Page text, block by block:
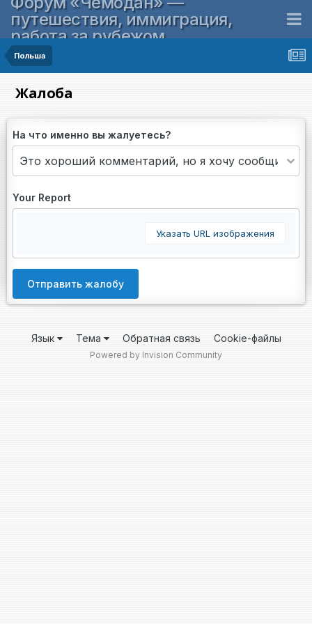
путешествия, иммиграция,
работа за рубежом
Польша
Жалоба
На что именно вы жалуетесь?
Your Report
Указать URL изображения
Отправить жалобу
Язык Тема Обратная связь Cookie-файлы
Powered by Invision Community